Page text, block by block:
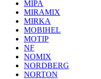
MIPA
MIRAMIX
MIRKA
MOBIHEL
MOTIP
NF
NOMIX
NORDBERG
NORTON